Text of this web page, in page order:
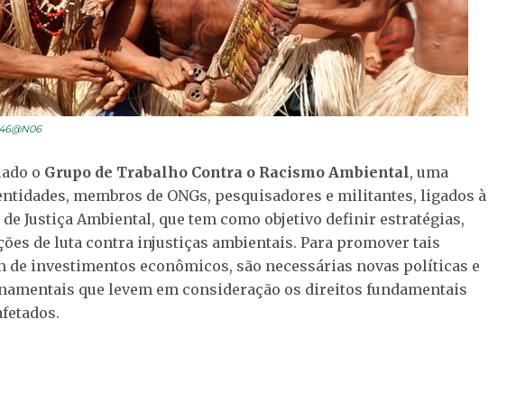
o Grupo de Trabalho Contra o Racismo Ambiental, uma
membros de ONGs, pesquisadores e militantes, ligados à
Justiça Ambiental, que tem como objetivo definir estratégias,
de luta contra injustiças ambientais. Para promover tais
de investimentos econômicos, são necessárias novas políticas e
que levem em consideração os direitos fundamentais